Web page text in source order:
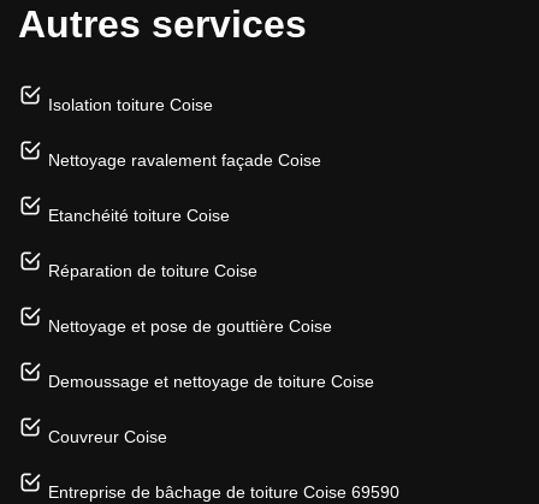
Autres services
Isolation toiture Coise
Nettoyage ravalement façade Coise
Etanchéité toiture Coise
Réparation de toiture Coise
Nettoyage et pose de gouttière Coise
Demoussage et nettoyage de toiture Coise
Couvreur Coise
Entreprise de bâchage de toiture Coise 69590